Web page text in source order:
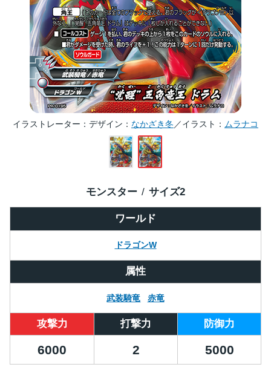
イラストレーター デザイン： なかざき冬 ／イラスト： ムラナコ
ワールド
ドラゴンW
モンスター サイズ2
属性
武装騎竜 赤竜
攻撃力 打撃力 防御力
6000 2 5000